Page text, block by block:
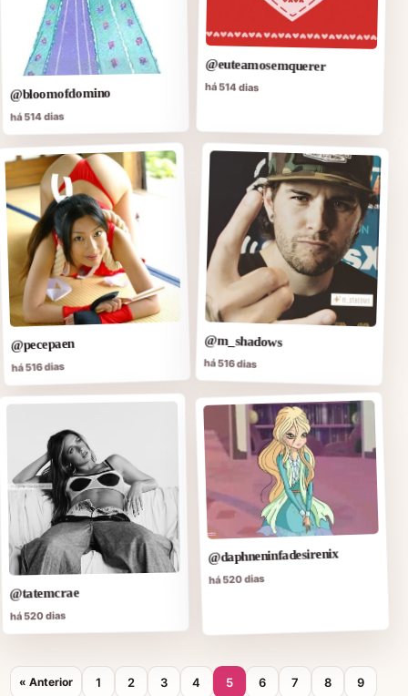
@bloomofdomino
há 514 dias
@euteamosemquerer
há 514 dias
@pecepaen
há 516 dias
@m_shadows
há 516 dias
@tatemcrae
há 520 dias
@daphneninfadesirenix
há 520 dias
« Anterior 1 2 3 4 5 6 7 8 9